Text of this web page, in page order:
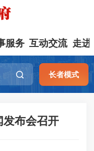
服务 互动交流 走进
长者模式
发布会召开